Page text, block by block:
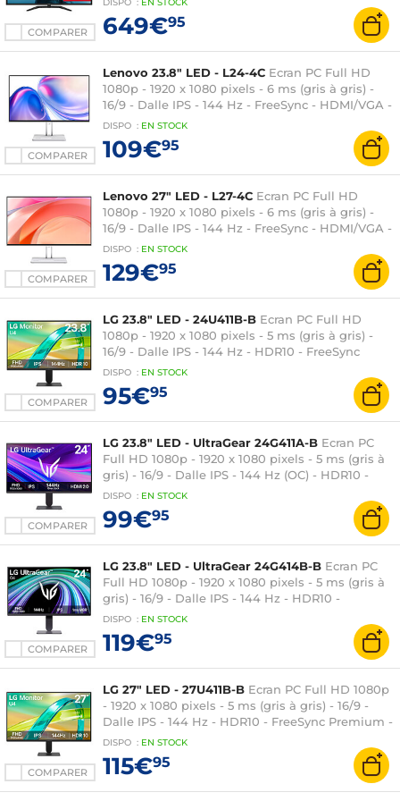
COMPARER
Haut-parleurs - Noir
EN STOCK
649€95
COMPARER
Lenovo 23.8" LED - L24-4C Ecran PC Full HD
1080p - 1920 x 1080 pixels - 6 ms (gris à gris) -
16/9 - Dalle IPS - 144 Hz - FreeSync - HDMI/VGA -
Haut-parleurs - Gris
DISPO : EN STOCK
109€95
COMPARER
Lenovo 27" LED - L27-4C Ecran PC Full HD
1080p - 1920 x 1080 pixels - 6 ms (gris à gris) -
16/9 - Dalle IPS - 144 Hz - FreeSync - HDMI/VGA -
Haut-parleurs - Blanc
DISPO : EN STOCK
129€95
COMPARER
LG 23.8" LED - 24U411B-B Ecran PC Full HD
1080p - 1920 x 1080 pixels - 5 ms (gris à gris) -
16/9 - Dalle IPS - 144 Hz - HDR10 - FreeSync
Premium - HDMI/VGA - Noir
DISPO : EN STOCK
95€95
COMPARER
LG 23.8" LED - UltraGear 24G411A-B Ecran PC
Full HD 1080p - 1920 x 1080 pixels - 5 ms (gris à
gris) - 16/9 - Dalle IPS - 144 Hz (OC) - HDR10 -
FreeSync / Compatible G-SYNC -
HDMI/DisplayPort - Noir
DISPO : EN STOCK
99€95
COMPARER
LG 23.8" LED - UltraGear 24G414B-B Ecran PC
Full HD 1080p - 1920 x 1080 pixels - 5 ms (gris à
gris) - 16/9 - Dalle IPS - 144 Hz - HDR10 -
FreeSync / Compatible G-SYNC -
HDMI/DisplayPort - Réglage en hauteur - Noir
DISPO : EN STOCK
119€95
COMPARER
LG 27" LED - 27U411B-B Ecran PC Full HD 1080p
- 1920 x 1080 pixels - 5 ms (gris à gris) - 16/9 -
Dalle IPS - 144 Hz - HDR10 - FreeSync Premium -
HDMI/VGA - Noir
DISPO : EN STOCK
115€95